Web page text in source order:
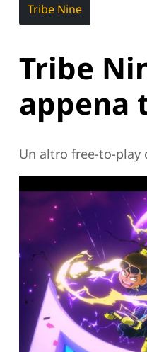
Tribe Nine
Tribe
appena
Un altro free-to-play